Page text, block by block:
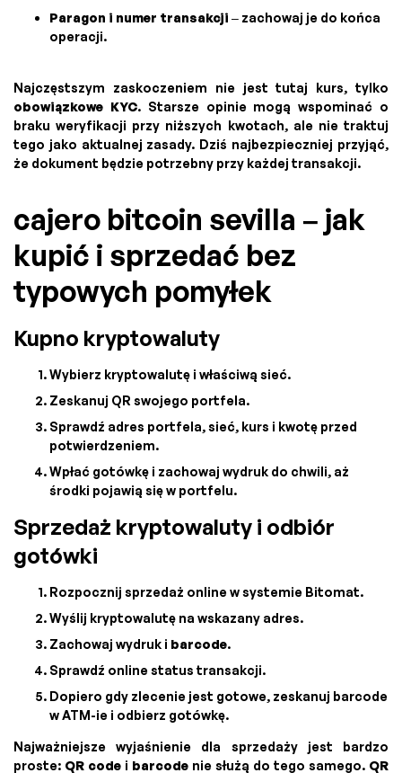
Paragon i numer transakcji – zachowaj je do końca
operacji.
Najczęstszym zaskoczeniem nie jest tutaj kurs, tylko
obowiązkowe KYC. Starsze opinie mogą wspominać o
braku weryfikacji przy niższych kwotach, ale nie traktuj
tego jako aktualnej zasady. Dziś najbezpieczniej przyjąć,
że dokument będzie potrzebny przy każdej transakcji.
cajero bitcoin sevilla – jak
kupić i sprzedać bez
typowych pomyłek
Kupno kryptowaluty
Wybierz kryptowalutę i właściwą sieć.
Zeskanuj QR swojego portfela.
Sprawdź adres portfela, sieć, kurs i kwotę przed
potwierdzeniem.
Wpłać gotówkę i zachowaj wydruk do chwili, aż
środki pojawią się w portfelu.
Sprzedaż kryptowaluty i odbiór
gotówki
Rozpocznij sprzedaż online w systemie Bitomat.
Wyślij kryptowalutę na wskazany adres.
Zachowaj wydruk i barcode.
Sprawdź online status transakcji.
Dopiero gdy zlecenie jest gotowe, zeskanuj barcode
w ATM-ie i odbierz gotówkę.
Najważniejsze wyjaśnienie dla sprzedaży jest bardzo
proste: QR code i barcode nie służą do tego samego. QR